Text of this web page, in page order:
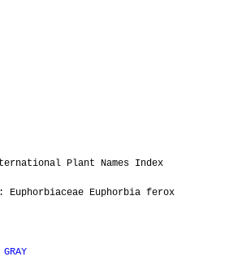
Plant Names Index
Euphorbiaceae Euphorbia ferox
GRAY